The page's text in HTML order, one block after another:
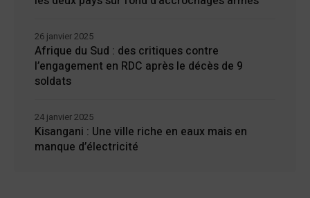
Afrique du Sud : des critiques contre
l’engagement en RDC après le décès de 9
soldats
26 janvier 2025
Kisangani : Une ville riche en eaux mais en
manque d’électricité
24 janvier 2025